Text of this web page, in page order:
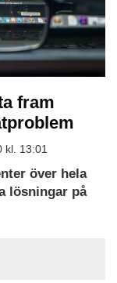
fram
kl. 13:01
över hela
lösningar på